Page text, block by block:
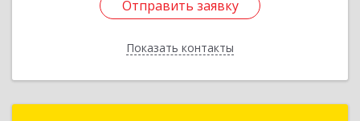
Отправить заявку
Показать контакты
Отправить заявку
Назад